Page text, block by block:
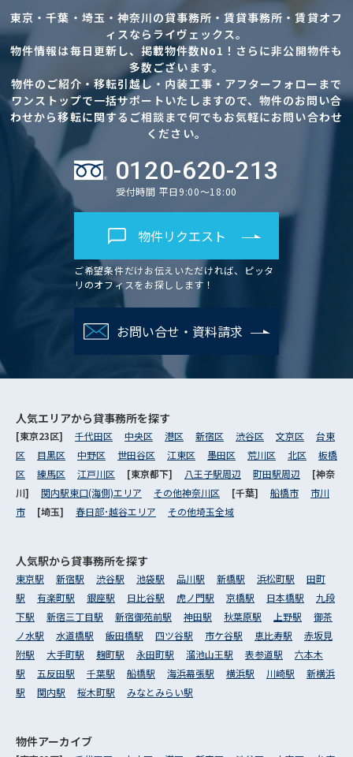
東京・千葉・埼玉・神奈川の貸事務所・賃貸事務所・賃貸オフ
ィスならライヴェックス。
物件情報は毎日更新し、掲載物件数No1！さらに非公開物件も
多数ございます。
物件のご紹介・移転引越し・内装工事・アフターフォローまで
ワンストップで一括サポートいたしますので、物件のお問い合
わせから移転に関するご相談まで何でもお気軽にお問い合わせ
ください。
0120-620-213
受付時間 平日9:00～18:00
物件リクエスト
ご希望条件だけお伝えいただければ、ピッタ
リのオフィスをお探しします！
お問い合せ・資料請求
人気エリアから貸事務所を探す
[東京23区] 千代田区 中央区 港区 新宿区 渋谷区 文京区
台東
区
目黒区 中野区 世田谷区 江東区 墨田区 荒川区 北区
板橋
区
練馬区 江戸川区 [東京都下] 八王子駅周辺 町田駅周辺
[神奈
川] 関内駅東口(海側)エリア その他神奈川区 [千葉] 船橋市
市川
市
[埼玉] 春日部･越谷エリア その他埼玉全域
人気駅から貸事務所を探す
東京駅 新宿駅 渋谷駅 池袋駅 品川駅 新橋駅 浜松町駅
田町
駅
有楽町駅 銀座駅 日比谷駅 虎ノ門駅 京橋駅 日本橋駅
九段
下駅
新宿三丁目駅 新宿御苑前駅 神田駅 秋葉原駅 上野駅
御茶
ノ水駅
水道橋駅 飯田橋駅 四ツ谷駅 市ケ谷駅 恵比寿駅
赤坂見
附駅
大手町駅 麹町駅 永田町駅 溜池山王駅 表参道駅
六本木
駅
五反田駅 千葉駅 船橋駅 海浜幕張駅 横浜駅 川崎駅
新横浜
駅
関内駅 桜木町駅 みなとみらい駅
物件アーカイブ